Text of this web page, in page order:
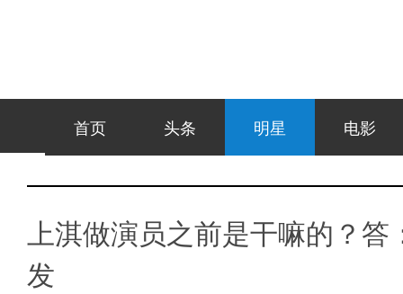
首页 头条 明星 电影
上淇做演员之前是干嘛的？答
发